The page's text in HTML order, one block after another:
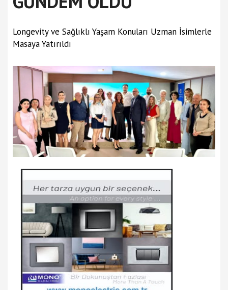
Longevity ve Sağlıklı Yaşam Konuları Uzman İsimlerle
Masaya Yatırıldı